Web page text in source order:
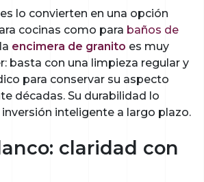
lo convierten en una opción
cocinas como para baños de
encimera de granito es muy
basta con una limpieza regular y
para conservar su aspecto
décadas. Su durabilidad lo
inteligente a largo plazo.
claridad con